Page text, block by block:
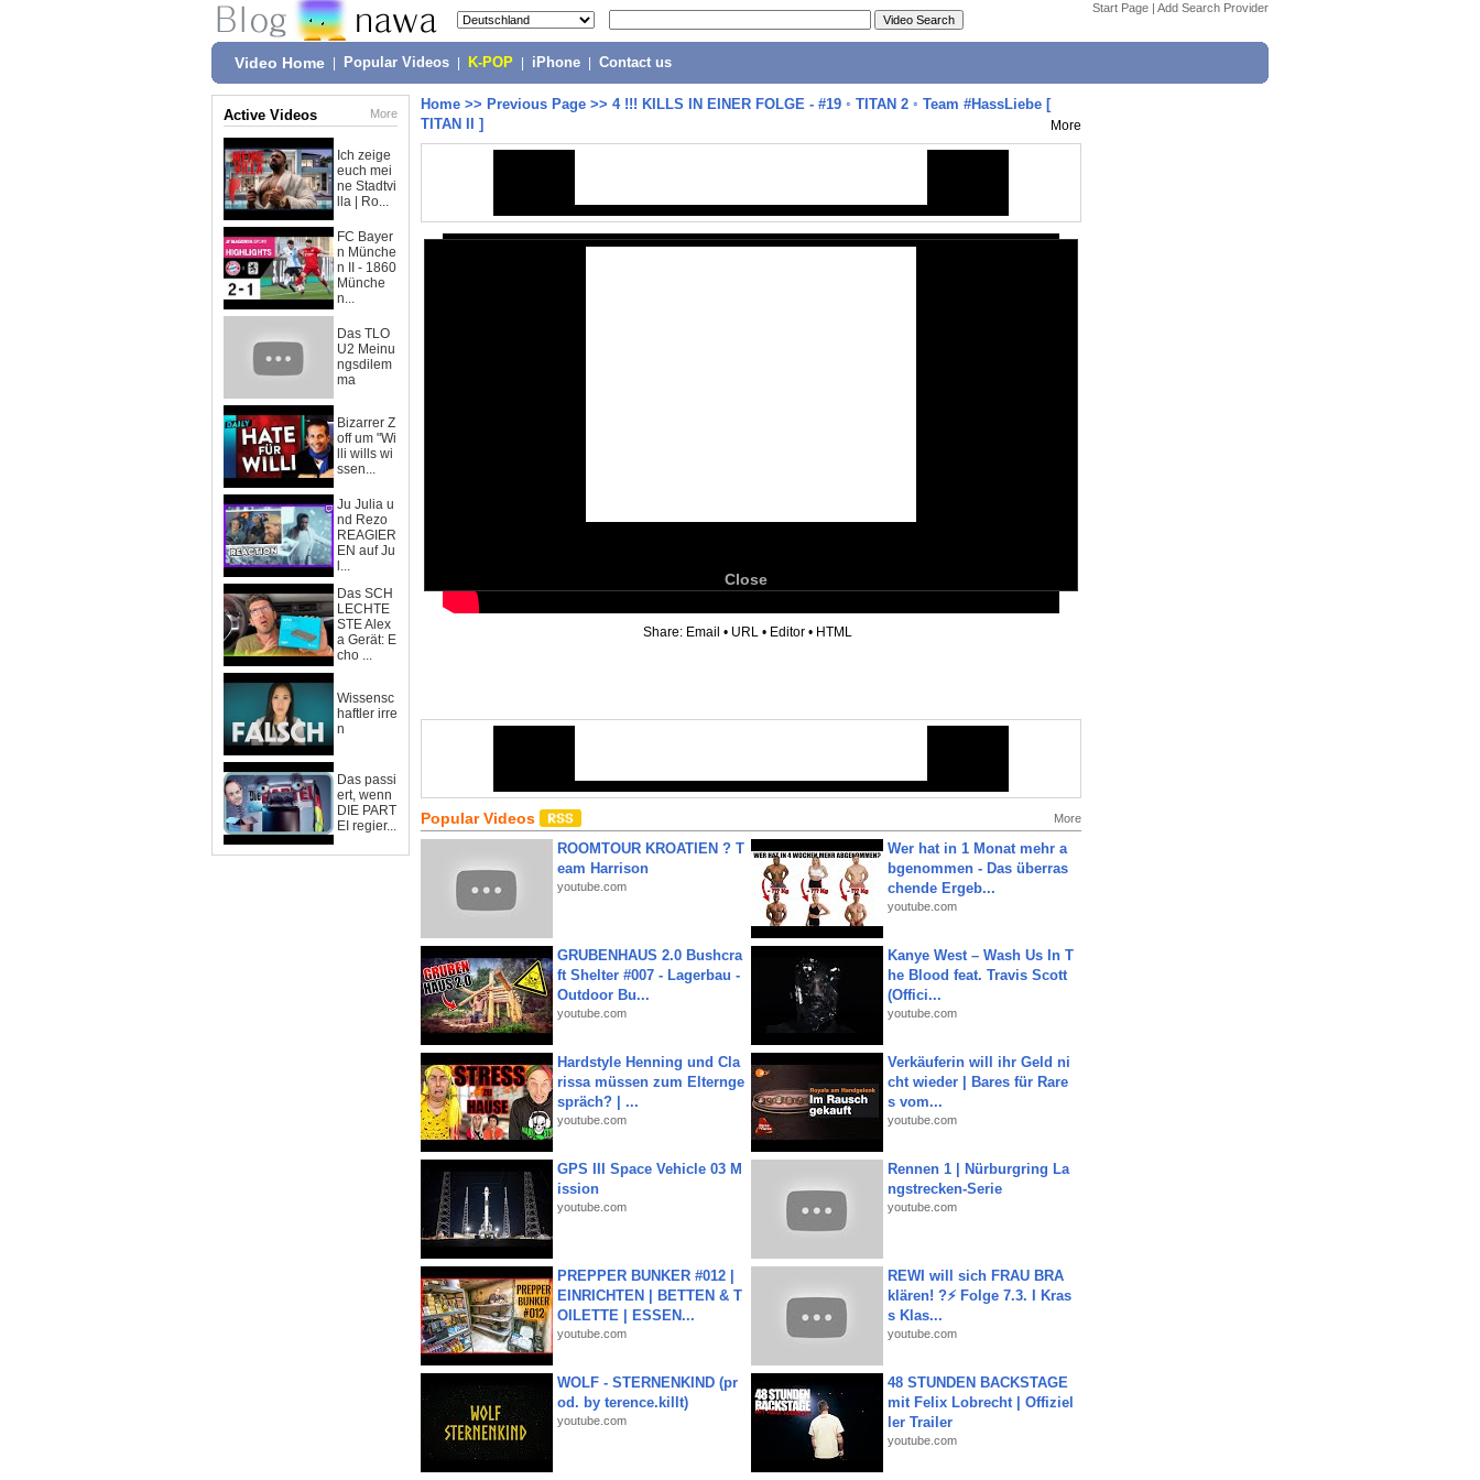
Start Page | Add Search Provider
Video Home Popular Videos K-POP iPhone Contact us
Active Videos More
Ich zeige
euch mei
ne Stadtvi
lla | Ro...
FC Bayer
n Münche
n II - 1860
Münche
n...
Das TLO
U2 Meinu
ngsdilem
ma
Bizarrer Z
off um "Wi
lli wills wi
ssen...
Ju Julia u
nd Rezo
REAGIER
EN auf Ju
l...
Das SCH
LECHTE
STE Alex
a Gerät: E
cho ...
Wissensc
haftler irre
n
Das passi
ert, wenn
DIE PART
EI regier...
Home >> Previous Page >> 4 !!! KILLS IN EINER FOLGE - #19 ◦ TITAN 2 ◦ Team #HassLiebe [
TITAN II ]
More
Close
Share: Email • URL • Editor • HTML
Popular Videos More
ROOMTOUR KROATIEN ? T
eam Harrison
youtube.com
Wer hat in 1 Monat mehr a
bgenommen - Das überras
chende Ergeb...
youtube.com
GRUBENHAUS 2.0 Bushcra
ft Shelter #007 - Lagerbau -
Outdoor Bu...
youtube.com
Kanye West – Wash Us In T
he Blood feat. Travis Scott
(Offici...
youtube.com
Hardstyle Henning und Cla
rissa müssen zum Elternge
spräch? | ...
youtube.com
Verkäuferin will ihr Geld ni
cht wieder | Bares für Rare
s vom...
youtube.com
GPS III Space Vehicle 03 M
ission
youtube.com
Rennen 1 | Nürburgring La
ngstrecken-Serie
youtube.com
PREPPER BUNKER #012 |
EINRICHTEN | BETTEN & T
OILETTE | ESSEN...
youtube.com
REWI will sich FRAU BRA
klären! ?⚡️ Folge 7.3. I Kras
s Klas...
youtube.com
WOLF - STERNENKIND (pr
od. by terence.killt)
youtube.com
48 STUNDEN BACKSTAGE
mit Felix Lobrecht | Offiziel
ler Trailer
youtube.com